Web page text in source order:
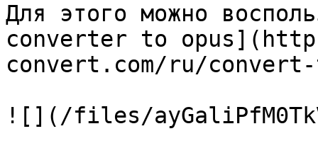
Для этого можно
converter to
convert.com/ru/
![](/files/